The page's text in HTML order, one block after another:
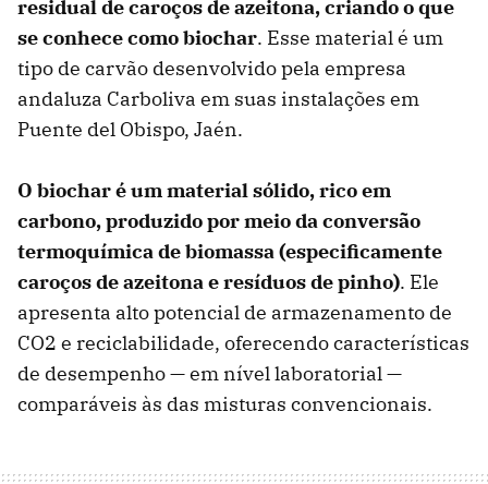
residual de caroços de azeitona, criando o que
se conhece como biochar. Esse material é um
tipo de carvão desenvolvido pela empresa
andaluza Carboliva em suas instalações em
Puente del Obispo, Jaén.
O biochar é um material sólido, rico em
carbono, produzido por meio da conversão
termoquímica de biomassa (especificamente
caroços de azeitona e resíduos de pinho). Ele
apresenta alto potencial de armazenamento de
CO2 e reciclabilidade, oferecendo características
de desempenho — em nível laboratorial —
comparáveis ​​às das misturas convencionais.